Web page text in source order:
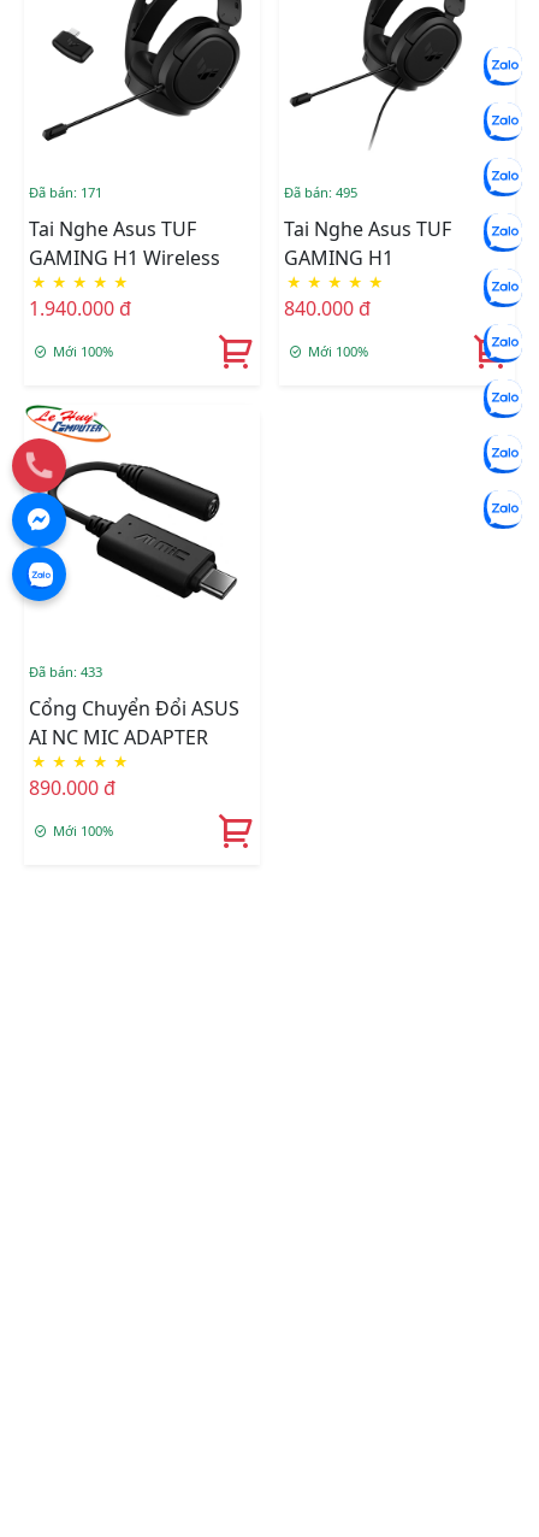
Đã bán: 171
Tai Nghe Asus TUF
GAMING H1 Wireless
★ ★ ★ ★ ★
1.940.000 đ
Mới 100%
Đã bán: 495
Tai Nghe Asus TUF
GAMING H1
★ ★ ★ ★ ★
840.000 đ
Mới 100%
Đã bán: 433
Cổng Chuyển Đổi ASUS
AI NC MIC ADAPTER
★ ★ ★ ★ ★
890.000 đ
Mới 100%